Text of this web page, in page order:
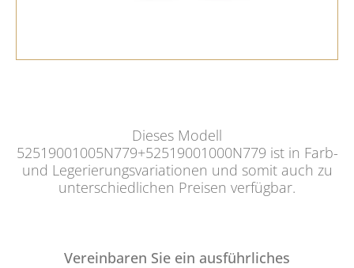
Dieses Modell
52519001005N779+52519001000N779 ist in Farb-
und Legerierungsvariationen und somit auch zu
unterschiedlichen Preisen verfügbar.
Vereinbaren Sie ein ausführliches